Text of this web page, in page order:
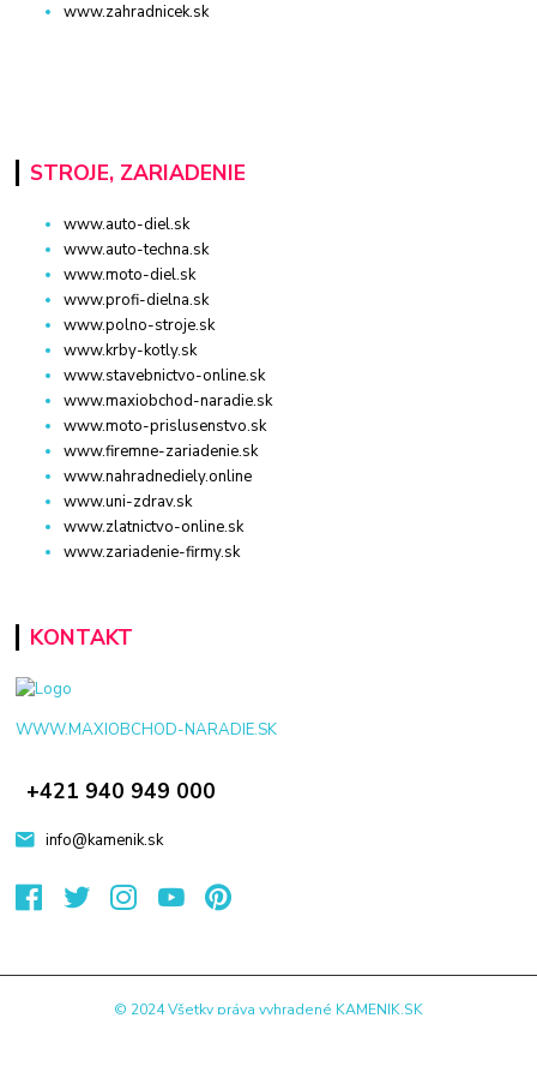
www.zahradnicek.sk
STROJE, ZARIADENIE
www.auto-diel.sk
www.auto-techna.sk
www.moto-diel.sk
www.profi-dielna.sk
www.polno-stroje.sk
www.krby-kotly.sk
www.stavebnictvo-online.sk
www.maxiobchod-naradie.sk
www.moto-prislusenstvo.sk
www.firemne-zariadenie.sk
www.nahradnediely.online
www.uni-zdrav.sk
www.zlatnictvo-online.sk
www.zariadenie-firmy.sk
KONTAKT
WWW.MAXIOBCHOD-NARADIE.SK
+421 940 949 000
info@kamenik.sk
© 2024 Všetky práva vyhradené KAMENIK.SK